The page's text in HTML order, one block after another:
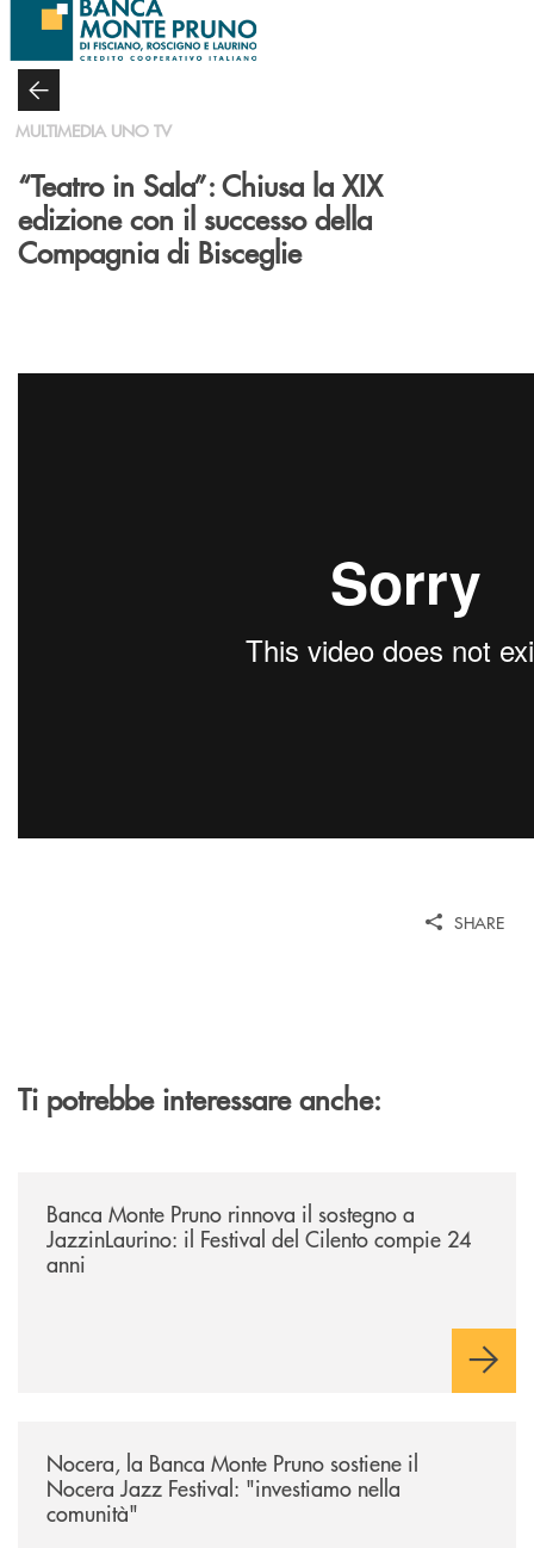
Salta al contenuto principale
MULTIMEDIA UNO TV
“Teatro in Sala”: Chiusa la XIX
edizione con il successo della
Compagnia di Bisceglie
SHARE
Ti potrebbe interessare anche:
Banca Monte Pruno rinnova il sostegno a
JazzinLaurino: il Festival del Cilento compie 24
anni
Nocera, la Banca Monte Pruno sostiene il
Nocera Jazz Festival: "investiamo nella
comunità"